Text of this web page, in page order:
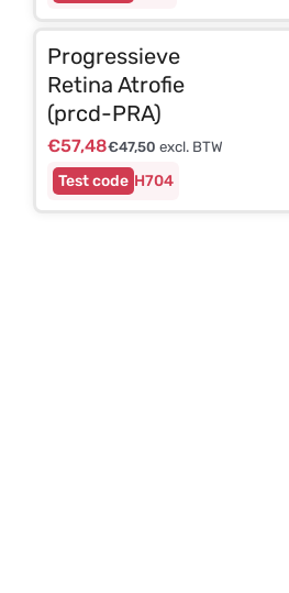
H704
Progressieve
Retina Atrofie
(prcd-PRA)
€57,48€47,50 excl. BTW